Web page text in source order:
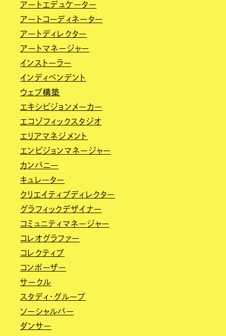
アートエデュケーター
アートコーディネーター
アートディレクター
アートマネージャー
インストーラー
インディペンデント
ウェブ構築
エキシビジョンメーカー
エコゾフィックスタジオ
エリアマネジメント
エンビジョンマネージャー
カンパニー
キュレーター
クリエイティブディレクター
グラフィックデザイナー
コミュニティマネージャー
コレオグラファー
コレクティブ
コンポーザー
サークル
スタディ・グループ
ソーシャルバー
ダンサー